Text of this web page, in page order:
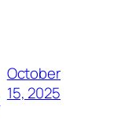
October
15, 2025